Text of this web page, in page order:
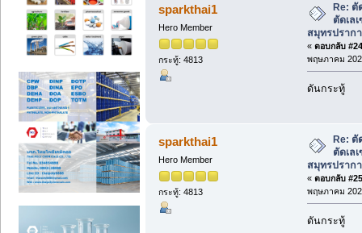
sparkthai1
Hero Member
กระทู้: 4813
Re: ตั
ตัดเล
สมุทรปราก
« ตอบกลับ
พฤษภาคม
ดันกระทู้
sparkthai1
Hero Member
กระทู้: 4813
Re: ตั
ตัดเล
สมุทรปราก
« ตอบกลับ
พฤษภาคม
ดันกระทู้